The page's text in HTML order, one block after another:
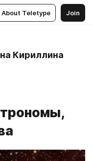
About Teletype Join
Кириллина